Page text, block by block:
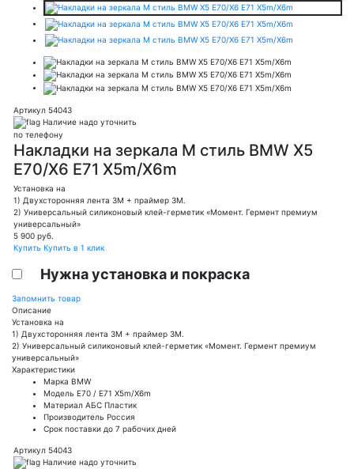
Артикул 54043
Наличие надо уточнить
по телефону
Накладки на зеркала M стиль BMW X5
E70/X6 E71 Х5m/X6m
Установка на
1) Двухсторонняя лента 3М + праймер 3М.
2) Универсальный силиконовый клей-герметик «Момент. Гермент премиум
универсальный»
5 900 руб.
Купить Купить в 1 клик
Нужна установка и покраска
Запомнить товар
Описание
Установка на
1) Двухсторонняя лента 3М + праймер 3М.
2) Универсальный силиконовый клей-герметик «Момент. Гермент премиум
универсальный»
Характеристики
Марка BMW
Модель E70 / E71 Х5m/X6m
Материал АБС Пластик
Производитель Россия
Срок поставки до 7 рабочих дней
Артикул 54043
Наличие надо уточнить